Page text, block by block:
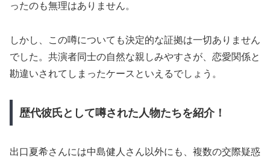
ったのも無理はありません。
しかし、この噂についても決定的な証拠は一切ありません
でした。共演者同士の自然な親しみやすさが、恋愛関係と
勘違いされてしまったケースといえるでしょう。
歴代彼氏として噂された人物たちを紹介！
出口夏希さんには中島健人さん以外にも、複数の交際疑惑